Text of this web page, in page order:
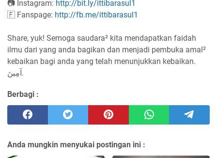
📷 Instagram: http://bit.ly/ittibarasul1
🇫 Fanspage: http://fb.me/ittibarasul1
Share, yuk! Semoga saudara² kita mendapatkan faidah
ilmu dari yang anda bagikan dan menjadi pembuka amal²
kebaikan bagi anda yang telah menunjukkan kebaikan.
آمِينَ.
Berbagi :
Anda mungkin menyukai postingan ini :